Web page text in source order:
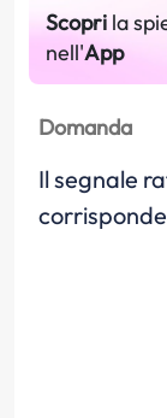
Scopri la
nell'App
Domanda
Il segnale